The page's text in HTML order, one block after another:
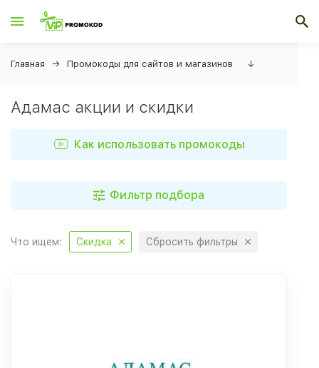
Главная Промокоды для сайтов и магазинов ↓
Адамас акции и скидки
Как использовать промокоды
Фильтр подбора
Что ищем: Скидка Сбросить фильтры